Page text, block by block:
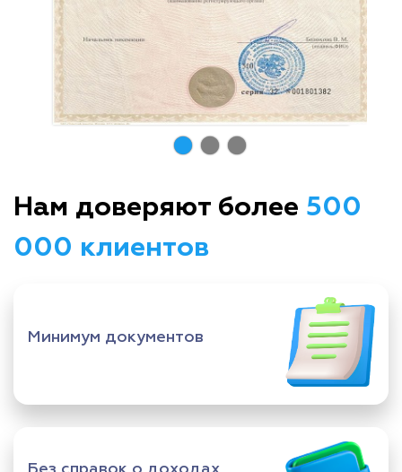
Нам доверяют более 500
000 клиентов
Минимум документов